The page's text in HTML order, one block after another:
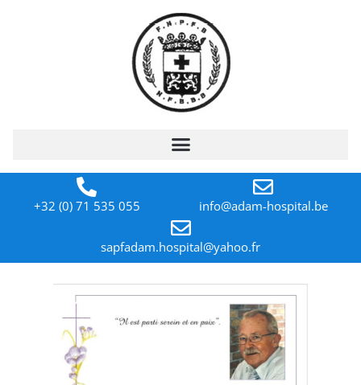
+32 (0) 71 535 055 info@adam-hospital.be
sapfadam.hospital@yahoo.fr